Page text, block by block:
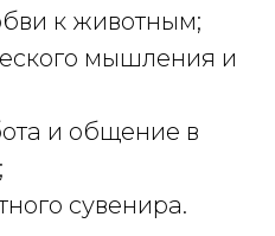
к животным;
мышления и
и общение в
сувенира.